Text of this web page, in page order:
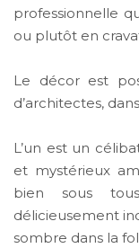
professionnelle
ou plutôt en
Le décor est
d’architectes,
L’un est un
et mystérieux
bien sous
délicieusement
sombre dans la